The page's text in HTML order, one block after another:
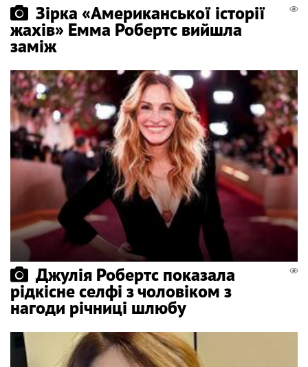
Зірка «Американської історії
жахів» Емма Робертс вийшла
заміж
Джулія Робертс показала
рідкісне селфі з чоловіком з
нагоди річниці шлюбу